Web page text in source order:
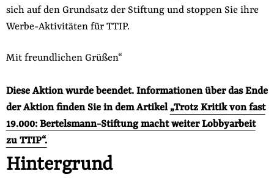
sich auf den Grundsatz der Stiftung und stoppen Sie ihre
Werbe-Aktivitäten für TTIP.
Mit freundlichen Grüßen“
Diese Aktion wurde beendet. Informationen über das Ende
der Aktion finden Sie in dem Artikel „Trotz Kritik von fast
19.000: Bertelsmann-Stiftung macht weiter Lobbyarbeit
zu TTIP“.
Hintergrund